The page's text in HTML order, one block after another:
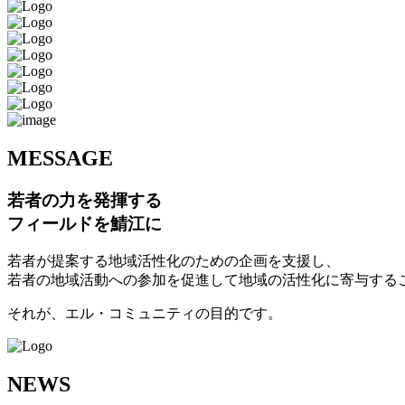
MESSAGE
若者の力を発揮する
フィールドを鯖江に
若者が提案する地域活性化のための企画を支援し、
若者の地域活動への参加を促進して地域の活性化に寄与する
それが、エル・コミュニティの目的です。
NEWS